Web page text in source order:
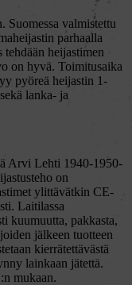
Suomessa valmistettu
parhaalla
heijastimen
on hyvä. Toimitusaika
pyöreä heijastin 1-
lanka- ja
Arvi Lehti 1940-1950-
on
ylittävätkin CE-
Laitilassa
kuumuutta, pakkasta,
jälkeen tuotteen
kierrätettävästä
lainkaan jätettä.
mukaan.